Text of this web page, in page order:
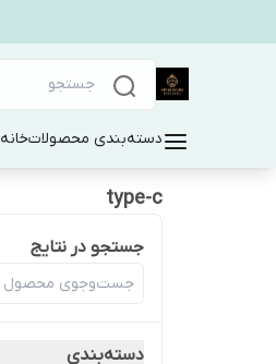
دسته‌بندی محصولاتخانه
type-c
جستجو در نتایج
دسته‌بندی